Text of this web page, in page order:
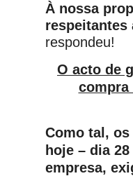
À nossa
respeitantes
respondeu!
O acto de
compra
Como tal, os
hoje – dia
empresa,